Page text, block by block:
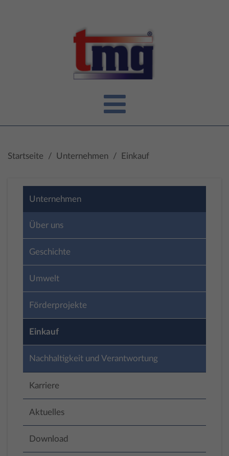
Startseite / Unternehmen / Einkauf
Unternehmen
Über uns
Geschichte
Umwelt
Förderprojekte
Einkauf
Nachhaltigkeit und Verantwortung
Karriere
Aktuelles
Download